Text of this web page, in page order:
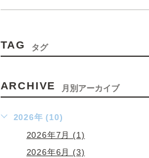
TAG タグ
ARCHIVE 月別アーカイブ
2026年 (10)
2026年7月 (1)
2026年6月 (3)